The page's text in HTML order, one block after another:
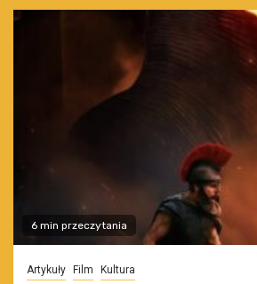
6 min przeczytania
Artykuły Film Kultura